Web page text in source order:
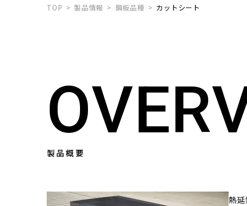
TOP 製品情報 鋼板品種 カットシート
OVER
製品概要
熱